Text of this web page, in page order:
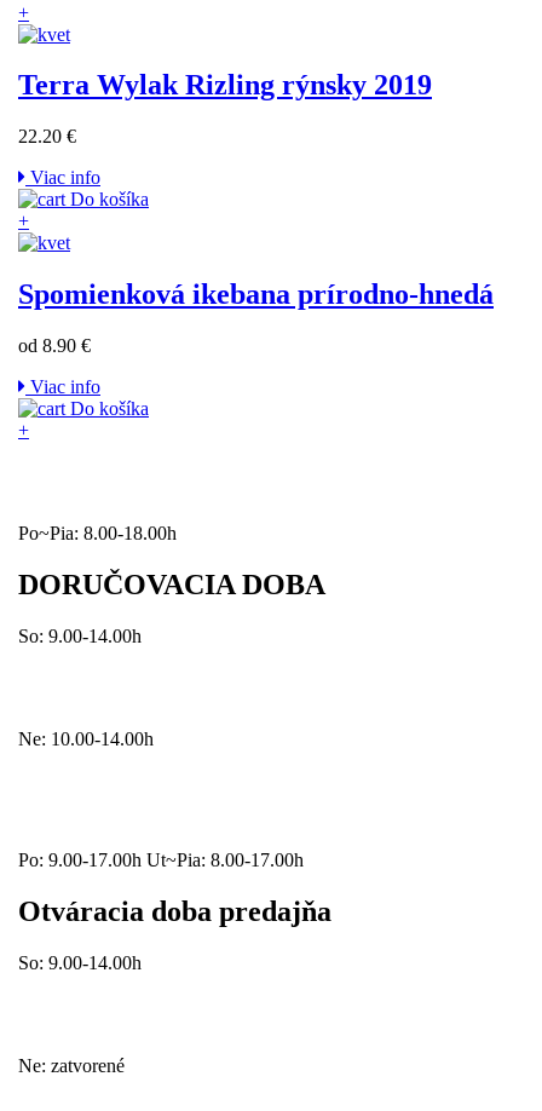
+
Terra Wylak Rizling rýnsky 2019
22.20 €
Viac info
Do košíka
+
Spomienková ikebana prírodno-hnedá
od 8.90 €
Viac info
Do košíka
+
Po~Pia: 8.00-18.00h
DORUČOVACIA DOBA
So: 9.00-14.00h
Ne: 10.00-14.00h
Po: 9.00-17.00h Ut~Pia: 8.00-17.00h
Otváracia doba predajňa
So: 9.00-14.00h
Ne: zatvorené